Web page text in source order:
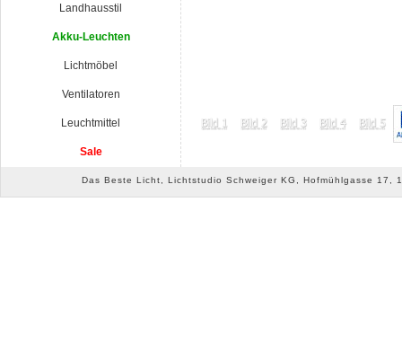
Landhausstil
Akku-Leuchten
Lichtmöbel
Ventilatoren
Leuchtmittel
Sale
Das Beste Licht, Lichtstudio Schweiger KG, Hofmühlgasse